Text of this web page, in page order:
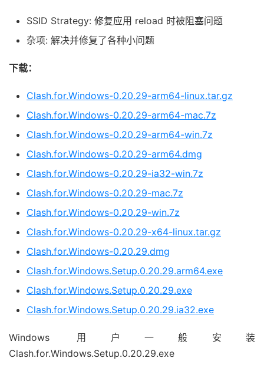
SSID Strategy: 修复应用 reload 时被阻塞问题
杂项: 解决并修复了各种小问题
下载：
Clash.for.Windows-0.20.29-arm64-linux.tar.gz
Clash.for.Windows-0.20.29-arm64-mac.7z
Clash.for.Windows-0.20.29-arm64-win.7z
Clash.for.Windows-0.20.29-arm64.dmg
Clash.for.Windows-0.20.29-ia32-win.7z
Clash.for.Windows-0.20.29-mac.7z
Clash.for.Windows-0.20.29-win.7z
Clash.for.Windows-0.20.29-x64-linux.tar.gz
Clash.for.Windows-0.20.29.dmg
Clash.for.Windows.Setup.0.20.29.arm64.exe
Clash.for.Windows.Setup.0.20.29.exe
Clash.for.Windows.Setup.0.20.29.ia32.exe
Windows 用户一般安装
Clash.for.Windows.Setup.0.20.29.exe